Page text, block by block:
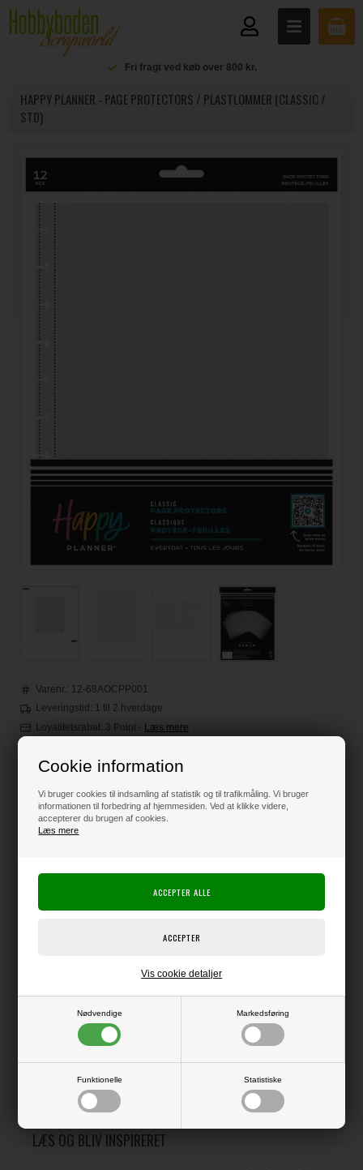
Cookie information
Vi bruger cookies til indsamling af statistik og til trafikmåling. Vi bruger
informationen til forbedring af hjemmesiden. Ved at klikke videre,
accepterer du brugen af cookies.
Læs mere
Nødvendige Markedsføring
Funktionelle Statistiske
Vis cookie detaljer
Fri fragt ved køb over 800 kr.
HAPPY PLANNER - PAGE PROTECTORS / PLASTLOMMER (CLASSIC /
STD)
Varenr.: 12-68AOCPP001
Leveringstid: 1 til 2 hverdage
Loyalitetsrabat: 3 Point - Læs mere
95,00DKK
Klik her for pris inkl. fragt
Tilbehør til Happy Planner
cm
LÆS OG BLIV INSPIRERET